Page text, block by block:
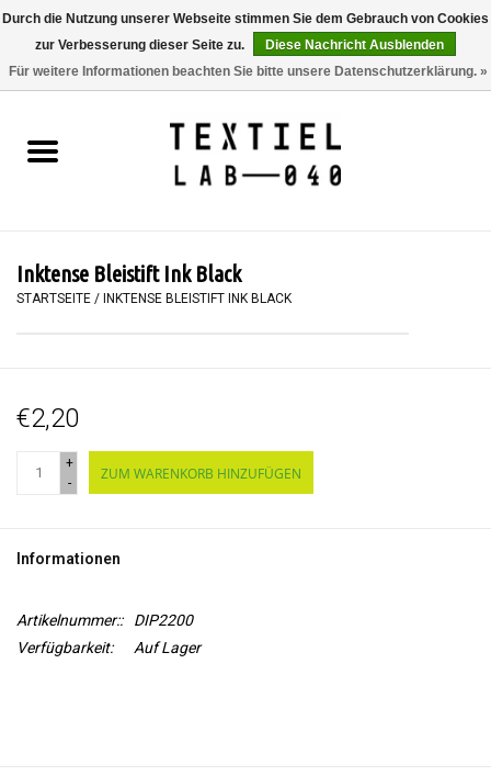
0 Artikel - €0,00
BÜCHER
MALEN
WORKSHOPS
SPECIALS
Inktense Bleistift Ink Black
STARTSEITE / INKTENSE BLEISTIFT INK BLACK
€2,20
+
-
ZUM WARENKORB HINZUFÜGEN
Informationen
Artikelnummer::
DIP2200
Verfügbarkeit:
Auf Lager
Durch die Nutzung unserer Webseite stimmen Sie dem Gebrauch von Cookies
zur Verbesserung dieser Seite zu.
Diese Nachricht Ausblenden
Für weitere Informationen beachten Sie bitte unsere Datenschutzerklärung. »